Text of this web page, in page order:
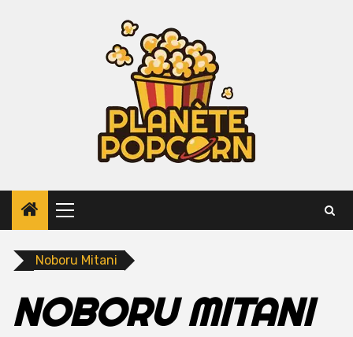
Primary
Menu
Noboru Mitani
NOBORU MITANI